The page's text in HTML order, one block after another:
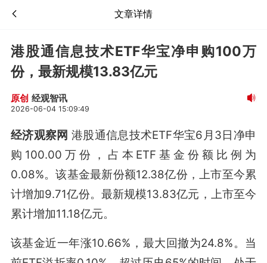
文章详情
港股通信息技术ETF华宝净申购100万
份，最新规模13.83亿元
原创 经观智讯
2026-06-04 15:09:49
经济观察网 港股通信息技术ETF华宝6月3日净申
购100.00万份，占本ETF基金份额比例为
0.08%。该基金最新份额12.38亿份，上市至今累
计增加9.71亿份。最新规模13.83亿元，上市至今
累计增加11.18亿元。
该基金近一年涨10.66%，最大回撤为24.8%。当